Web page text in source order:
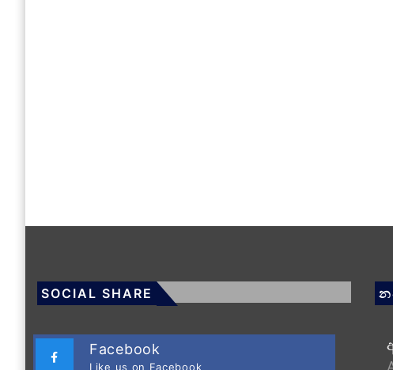
SOCIAL SHARE
Facebook
Like us on Facebook